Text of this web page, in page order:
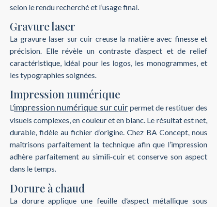
selon le rendu recherché et l’usage final.
Gravure laser
La gravure laser sur cuir creuse la matière avec finesse et
précision. Elle révèle un contraste d’aspect et de relief
caractéristique, idéal pour les logos, les monogrammes, et
les typographies soignées.
Impression numérique
L’impression numérique sur cuir permet de restituer des
visuels complexes, en couleur et en blanc. Le résultat est net,
durable, fidèle au fichier d’origine. Chez BA Concept, nous
maîtrisons parfaitement la technique afin que l’impression
adhère parfaitement au simili-cuir et conserve son aspect
dans le temps.
Dorure à chaud
La dorure applique une feuille d’aspect métallique sous